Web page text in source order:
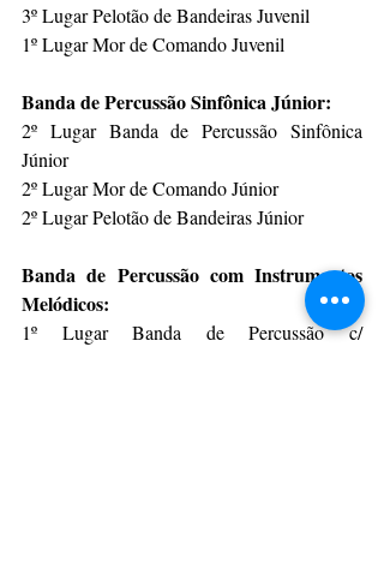
3º Lugar Pelotão de Bandeiras Juvenil
1º Lugar Mor de Comando Juvenil
Banda de Percussão Sinfônica Júnior:
2º Lugar Banda de Percussão Sinfônica
Júnior
2º Lugar Mor de Comando Júnior
2º Lugar Pelotão de Bandeiras Júnior
Banda de Percussão com Instrumentos
Melódicos:
1º Lugar Banda de Percussão c/